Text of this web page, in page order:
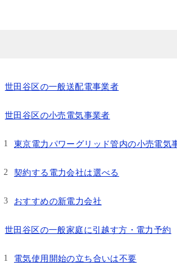
世田谷区の一般送配電事業者
世田谷区の小売電気事業者
東京電力パワーグリッド管内の小売電気
契約する電力会社は選べる
おすすめの新電力会社
世田谷区の一般家庭に引越す方・電力予約
電気使用開始の立ち合いは不要